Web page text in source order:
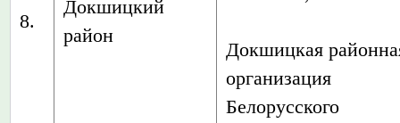
8.
Докшицкий
район
Докшицкая
организация
Белорусского